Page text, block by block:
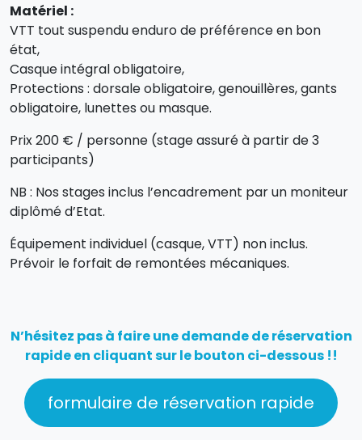
Matériel :
VTT tout suspendu enduro de préférence en bon
état,
Casque intégral obligatoire,
Protections : dorsale obligatoire, genouillères, gants
obligatoire, lunettes ou masque.
Prix 200 € / personne (stage assuré à partir de 3
participants)
NB : Nos stages inclus l’encadrement par un moniteur
diplômé d’Etat.
Équipement individuel (casque, VTT) non inclus.
Prévoir le forfait de remontées mécaniques.
N’hésitez pas à faire une demande de réservation
rapide en cliquant sur le bouton ci-dessous !!
formulaire de réservation rapide